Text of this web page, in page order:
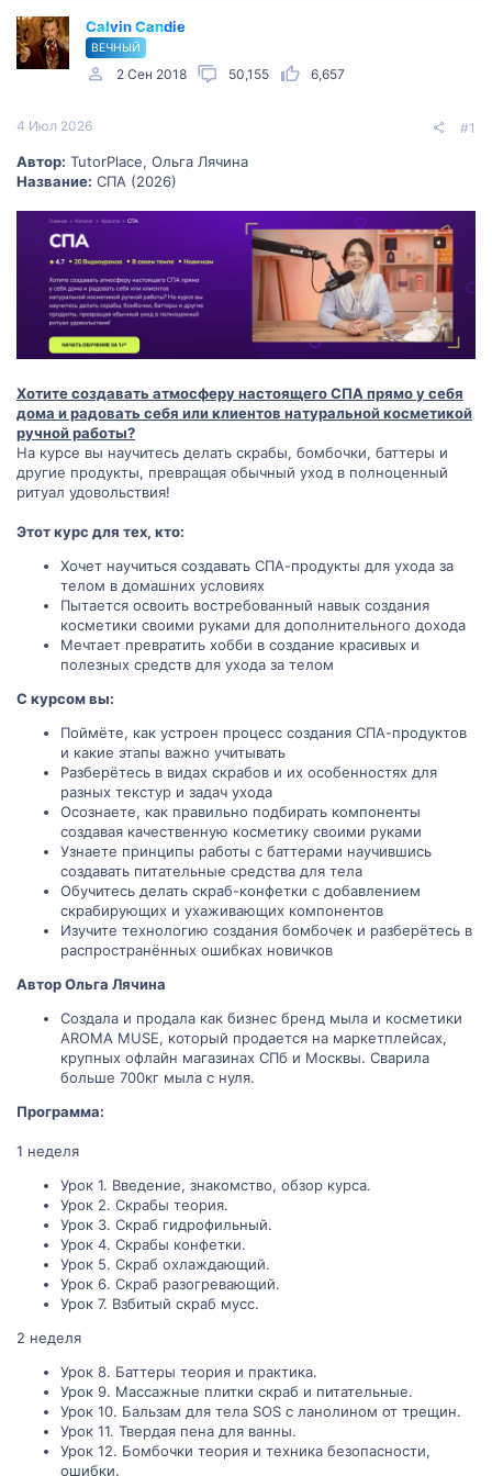
Calvin Candie
ВЕЧНЫЙ
2 Сен 2018 50,155 6,657
4 Июл 2026 #1
Автор: TutorPlace, Ольга Лячина
Название: СПА (2026)
Хотите создавать атмосферу настоящего СПА прямо у себя
дома и радовать себя или клиентов натуральной косметикой
ручной работы?
На курсе вы научитесь делать скрабы, бомбочки, баттеры и
другие продукты, превращая обычный уход в полноценный
ритуал удовольствия!
Этот курс для тех, кто:
Хочет научиться создавать СПА-продукты для ухода за
телом в домашних условиях
Пытается освоить востребованный навык создания
косметики своими руками для дополнительного дохода
Мечтает превратить хобби в создание красивых и
полезных средств для ухода за телом
С курсом вы:
Поймёте, как устроен процесс создания СПА-продуктов
и какие этапы важно учитывать
Разберётесь в видах скрабов и их особенностях для
разных текстур и задач ухода
Осознаете, как правильно подбирать компоненты
создавая качественную косметику своими руками
Узнаете принципы работы с баттерами научившись
создавать питательные средства для тела
Обучитесь делать скраб-конфетки с добавлением
скрабирующих и ухаживающих компонентов
Изучите технологию создания бомбочек и разберётесь в
распространённых ошибках новичков
Автор Ольга Лячина
Создала и продала как бизнес бренд мыла и косметики
AROMA MUSE, который продается на маркетплейсах,
крупных офлайн магазинах СПб и Москвы. Сварила
больше 700кг мыла с нуля.
Программа:
1 неделя
Урок 1. Введение, знакомство, обзор курса.
Урок 2. Скрабы теория.
Урок 3. Скраб гидрофильный.
Урок 4. Скрабы конфетки.
Урок 5. Скраб охлаждающий.
Урок 6. Скраб разогревающий.
Урок 7. Взбитый скраб мусс.
2 неделя
Урок 8. Баттеры теория и практика.
Урок 9. Массажные плитки скраб и питательные.
Урок 10. Бальзам для тела SOS c ланолином от трещин.
Урок 11. Твердая пена для ванны.
Урок 12. Бомбочки теория и техника безопасности,
ошибки.